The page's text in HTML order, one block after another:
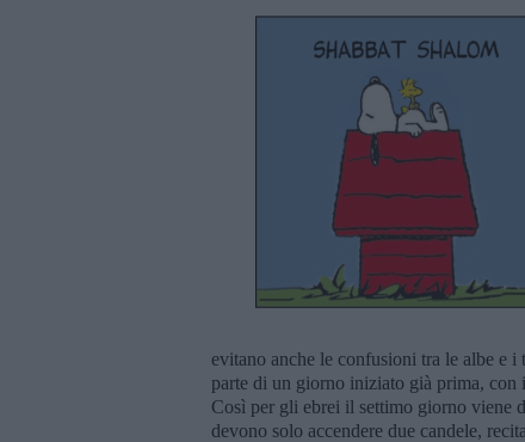
evitano anche le confusioni tra le albe e
parte di un giorno iniziato già prima,
Così per gli ebrei il settimo giorno viene
devono solo accendere due candele,